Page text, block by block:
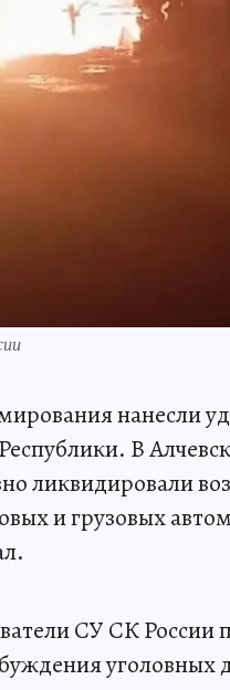
нанесли
В
ликвидировали
и грузовых
СУ СК
уголовных